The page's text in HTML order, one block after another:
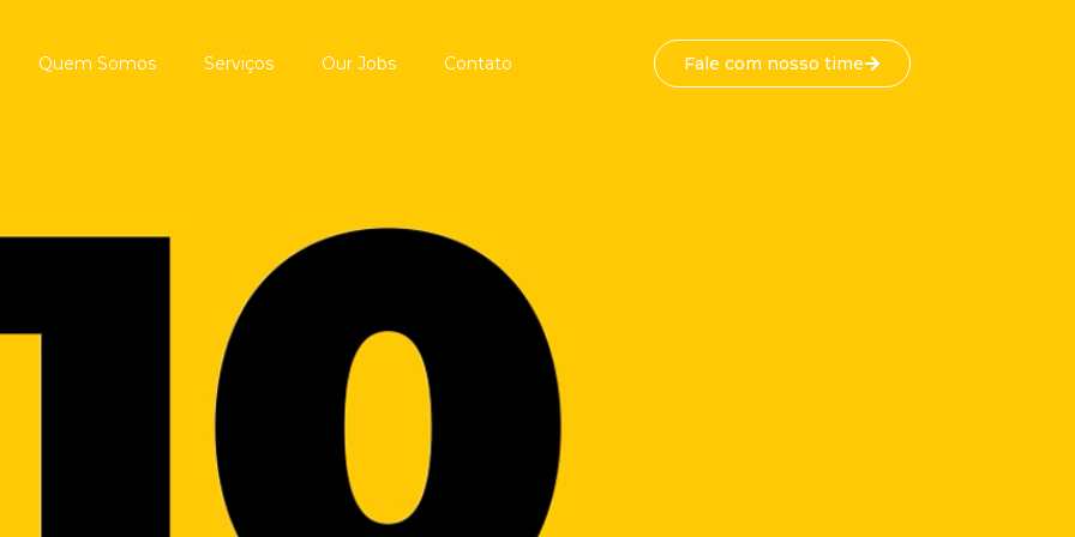
Quem Somos Serviços Our Jobs Contato Fale com nosso time